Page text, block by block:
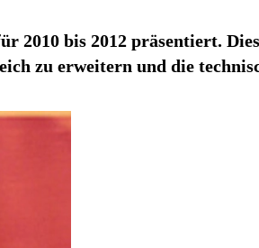
bis 2012 präsentiert.
zu erweitern und die